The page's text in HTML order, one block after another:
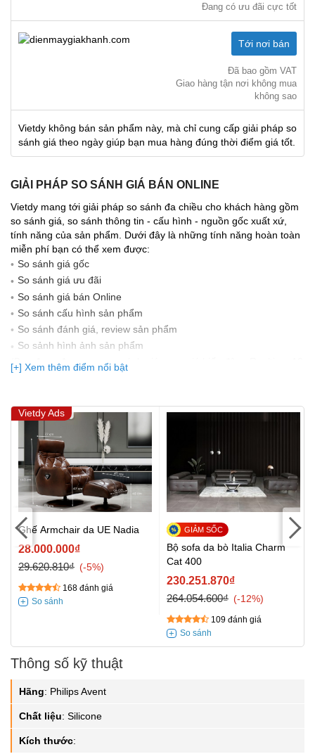
Đang có ưu đãi cực tốt
Tới nơi bán
Đã bao gồm VAT
Giao hàng tận nơi không mua
không sao
Vietdy không bán sản phẩm này, mà chỉ cung cấp giải pháp so
sánh giá theo ngày giúp bạn mua hàng đúng thời điểm giá tốt.
GIẢI PHÁP SO SÁNH GIÁ BÁN ONLINE
Vietdy mang tới giải pháp so sánh đa chiều cho khách hàng gồm
so sánh giá, so sánh thông tin - cấu hình - nguồn gốc xuất xứ,
tính năng của sản phẩm. Dưới đây là những tính năng hoàn toàn
miễn phí bạn có thể xem được:
So sánh giá gốc
So sánh giá ưu đãi
So sánh giá bán Online
So sánh cấu hình sản phẩm
So sánh đánh giá, review sản phẩm
So sảnh hình ảnh sản phẩm
(Bạn đang được xem so sánh giá, xem giá biến động Realtime 10
lần cập nhật gần nhất)
[+] Xem thêm điểm nổi bật
Vietdy Ads
Ghế Armchair da UE Nadia
28.000.000₫
29.620.810₫
-5%
168 đánh giá
Bộ sofa da bò Italia Charm
Cat 400
230.251.870₫
264.054.600₫
-12%
109 đánh giá
Thông số kỹ thuật
Hãng: Philips Avent
Chất liệu: Silicone
Kích thước: